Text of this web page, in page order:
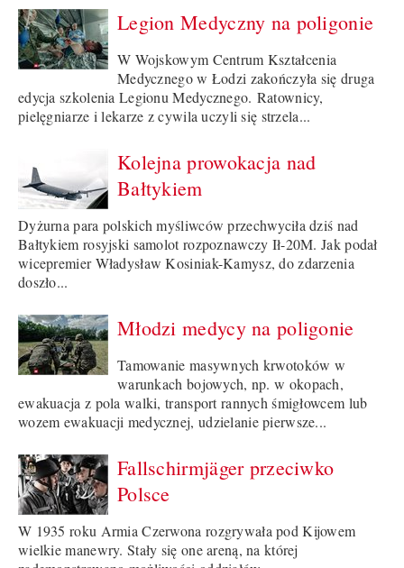
Legion Medyczny na poligonie
W Wojskowym Centrum Kształcenia
Medycznego w Łodzi zakończyła się druga
edycja szkolenia Legionu Medycznego. Ratownicy,
pielęgniarze i lekarze z cywila uczyli się strzela...
Kolejna prowokacja nad
Bałtykiem
Dyżurna para polskich myśliwców przechwyciła dziś nad
Bałtykiem rosyjski samolot rozpoznawczy Ił-20M. Jak podał
wicepremier Władysław Kosiniak-Kamysz, do zdarzenia
doszło...
Młodzi medycy na poligonie
Tamowanie masywnych krwotoków w
warunkach bojowych, np. w okopach,
ewakuacja z pola walki, transport rannych śmigłowcem lub
wozem ewakuacji medycznej, udzielanie pierwsze...
Fallschirmjäger przeciwko
Polsce
W 1935 roku Armia Czerwona rozgrywała pod Kijowem
wielkie manewry. Stały się one areną, na której